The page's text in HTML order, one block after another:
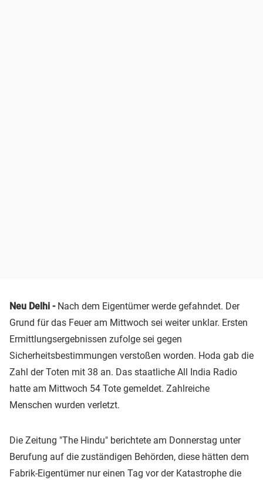
Neu Delhi - Nach dem Eigentümer werde gefahndet. Der
Grund für das Feuer am Mittwoch sei weiter unklar. Ersten
Ermittlungsergebnissen zufolge sei gegen
Sicherheitsbestimmungen verstoßen worden. Hoda gab die
Zahl der Toten mit 38 an. Das staatliche All India Radio
hatte am Mittwoch 54 Tote gemeldet. Zahlreiche
Menschen wurden verletzt.
Die Zeitung "The Hindu" berichtete am Donnerstag unter
Berufung auf die zuständigen Behörden, diese hätten dem
Fabrik-Eigentümer nur einen Tag vor der Katastrophe die